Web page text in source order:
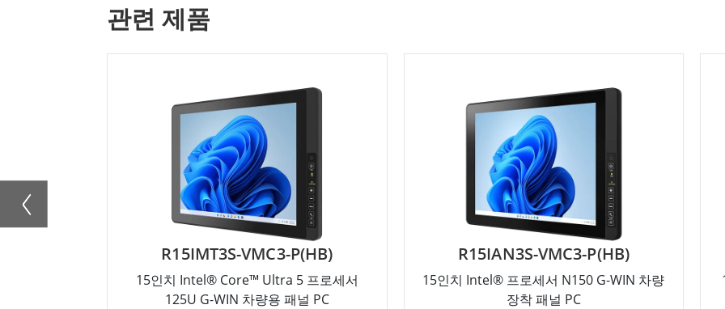
관련 제품
R15IMT3S-VMC3-P(HB)
15인치 Intel® Core™ Ultra 5 프로세서
125U G-WIN 차량용 패널 PC
R15IAN3S-VMC3-P(HB)
15인치 Intel® 프로세서 N150 G-WIN 차량
장착 패널 PC